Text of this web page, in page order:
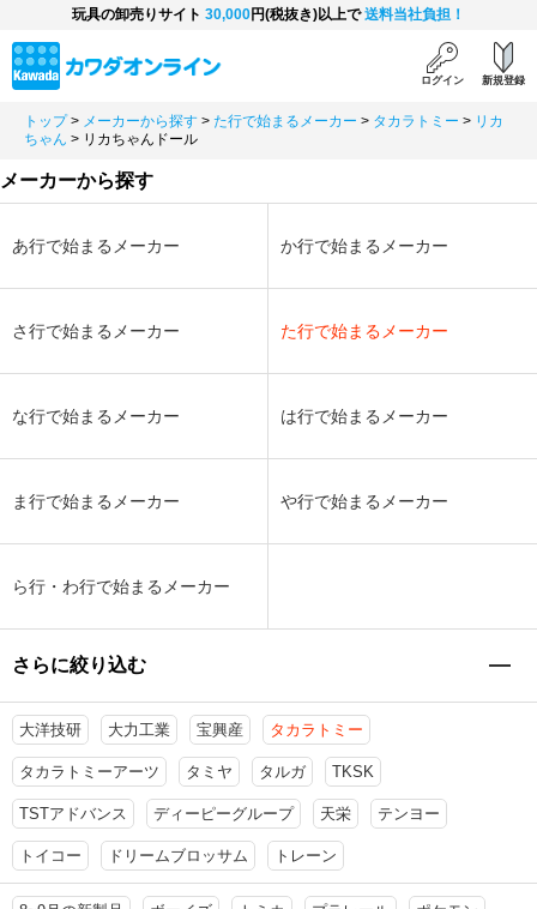
玩具の卸売りサイト 30,000円(税抜き)以上で送料当社負担！
ログイン 新規登録
トップ > メーカーから探す > た行で始まるメーカー > タカラトミー > リカ
ちゃん > リカちゃんドール
メーカーから探す
あ行で始まるメーカー か行で始まるメーカー
さ行で始まるメーカー た行で始まるメーカー
な行で始まるメーカー は行で始まるメーカー
ま行で始まるメーカー や行で始まるメーカー
ら行・わ行で始まるメーカー
さらに絞り込む
大洋技研 大力工業 宝興産 タカラトミー
タカラトミーアーツ タミヤ タルガ TKSK
TSTアドバンス ディーピーグループ 天栄 テンヨー
トイコー ドリームブロッサム トレーン